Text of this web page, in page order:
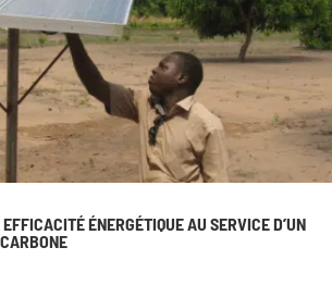
ÉNERGÉTIQUE AU SERVICE D’UN